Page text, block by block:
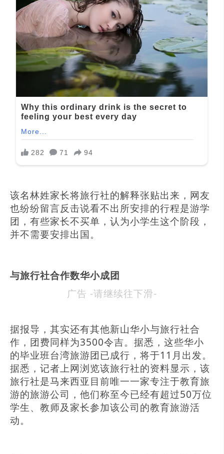
该名林姓家长将旅行社的解释张贴出来，网友
也纷纷留言反击说看不出所安排的行程是游学
团，有些家长不买单，认为小学生这个阶段，
并不需要安排出国。
与旅行社合作数华小成团
广告 -请继续往下滑-
据报导，其实还有其他新山华小与旅行社合
作，团费同样为3500令吉。据悉，这些华小
的毕业班台湾旅游团已成行，将于11月出发。
据悉，记者上网浏览该旅行社的资料显示，该
旅行社是马来西亚目前唯一一家专注于教育旅
游的旅游公司，他们称至今已经有超过50万位
学生、教师及家长参加该公司的教育旅游活
动。